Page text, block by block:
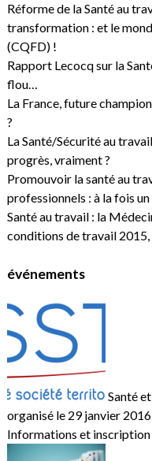
Réforme de la Santé au
transformation : et le
(CQFD) !
Rapport Lecocq sur la
flou…
La France, future
?
La Santé/Sécurité au
progrès, vraiment ?
Promouvoir la santé au
professionnels : à la fois
Santé au travail : la
conditions de travail 2015,
événements
Santé
organisé le 29 janvier
Informations et inscription